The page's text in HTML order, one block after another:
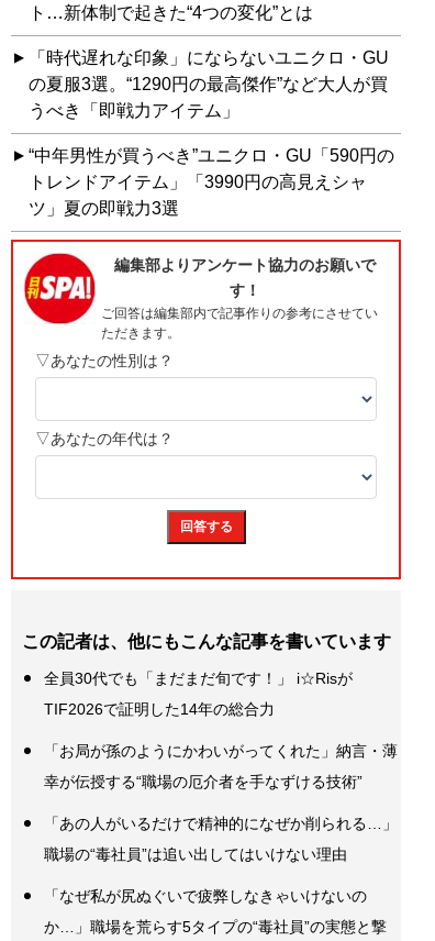
ト…新体制で起きた“4つの変化”とは
「時代遅れな印象」にならないユニクロ・GU
の夏服3選。“1290円の最高傑作”など大人が買
うべき「即戦力アイテム」
“中年男性が買うべき”ユニクロ・GU「590円の
トレンドアイテム」「3990円の高見えシャ
ツ」夏の即戦力3選
この記者は、他にもこんな記事を書いています
全員30代でも「まだまだ旬です！」 i☆Risが
TIF2026で証明した14年の総合力
「お局が孫のようにかわいがってくれた」納言・薄
幸が伝授する“職場の厄介者を手なずける技術”
「あの人がいるだけで精神的になぜか削られる…」
職場の“毒社員”は追い出してはいけない理由
「なぜ私が尻ぬぐいで疲弊しなきゃいけないの
か…」職場を荒らす5タイプの“毒社員”の実態と撃